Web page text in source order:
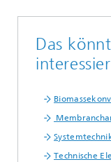
Das
Technische